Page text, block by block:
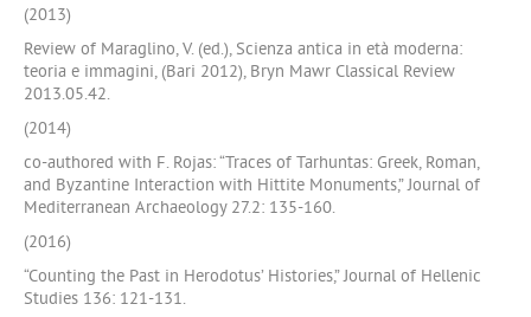
(2013)
Review of Maraglino, V. (ed.), Scienza antica in età moderna:
teoria e immagini, (Bari 2012), Bryn Mawr Classical Review
2013.05.42.
(2014)
co-authored with F. Rojas: “Traces of Tarhuntas: Greek, Roman,
and Byzantine Interaction with Hittite Monuments,” Journal of
Mediterranean Archaeology 27.2: 135-160.
(2016)
“Counting the Past in Herodotus’ Histories,” Journal of Hellenic
Studies 136: 121-131.